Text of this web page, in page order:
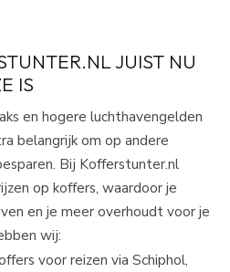
JUIST NU
IS
en hogere luchthavengelden
belangrijk om op andere
Bij Kofferstunter.nl
op koffers, waardoor je
en je meer overhoudt voor je
wij:
voor reizen via Schiphol,